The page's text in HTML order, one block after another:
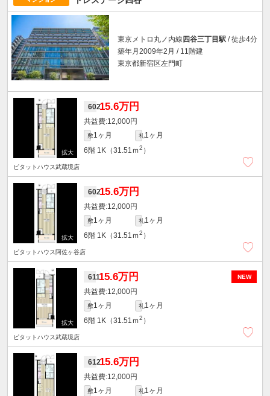
東京メトロ丸ノ内線 四谷三丁目駅 / 徒歩4分
築年月2009年2月 / 11階建
東京都新宿区左門町
60215.6万円
12,000円
敷1ヶ月 礼1ヶ月
6階 1K（31.51ｍ2 ）
ピタットハウス武蔵境店
60215.6万円
12,000円
敷1ヶ月 礼1ヶ月
6階 1K（31.51ｍ2 ）
ピタットハウス阿佐ヶ谷店
NEW
61115.6万円
12,000円
敷1ヶ月 礼1ヶ月
6階 1K（31.51ｍ2 ）
ピタットハウス武蔵境店
61215.6万円
12,000円
敷1ヶ月 礼1ヶ月